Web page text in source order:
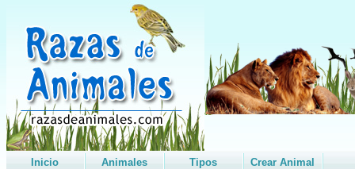
Inicio Animales Tipos Crear Animal